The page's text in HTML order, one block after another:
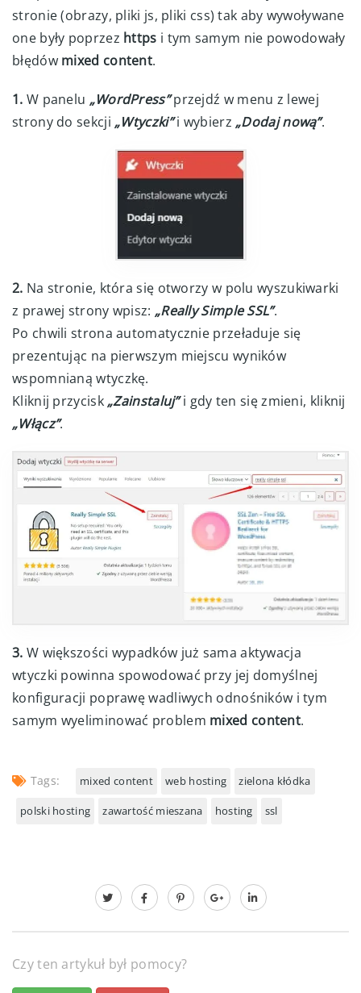
stronie (obrazy, pliki js, pliki css) tak aby wywoływane
one były poprzez https i tym samym nie powodowały
błędów mixed content.
1. W panelu „WordPress”przejdź w menu z lewej
strony do sekcji „Wtyczki”i wybierz „Dodaj nową”.
2. Na stronie, która się otworzy w polu wyszukiwarki
z prawej strony wpisz: „Really Simple SSL”.
Po chwili strona automatycznie przeładuje się
prezentując na pierwszym miejscu wyników
wspomnianą wtyczkę.
Kliknij przycisk „Zainstaluj”i gdy ten się zmieni, kliknij
„Włącz”.
3. W większości wypadków już sama aktywacja
wtyczki powinna spowodować przy jej domyślnej
konfiguracji poprawę wadliwych odnośników i tym
samym wyeliminować problem mixed content.
Tags: mixed content web hosting zielona kłódka
polski hosting zawartość mieszana hosting ssl
Czy ten artykuł był pomocy?